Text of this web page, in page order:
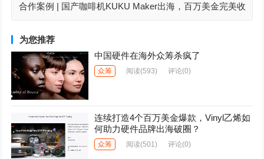
合作案例 | 国产咖啡机KUKU Maker出海，百万美金完美收
为您推荐
中国硬件在海外众筹杀疯了
众筹 阅读(593) 评论(0)
连续打造4个百万美金爆款，Vinyl乙烯如
何助力硬件品牌出海破圈？
众筹 阅读(501) 评论(0)